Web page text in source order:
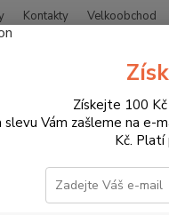
Kontakty Velkoobchod
Chrániče
Max
Získejte 100
slevu Vám zašleme na e-
Kč. Platí